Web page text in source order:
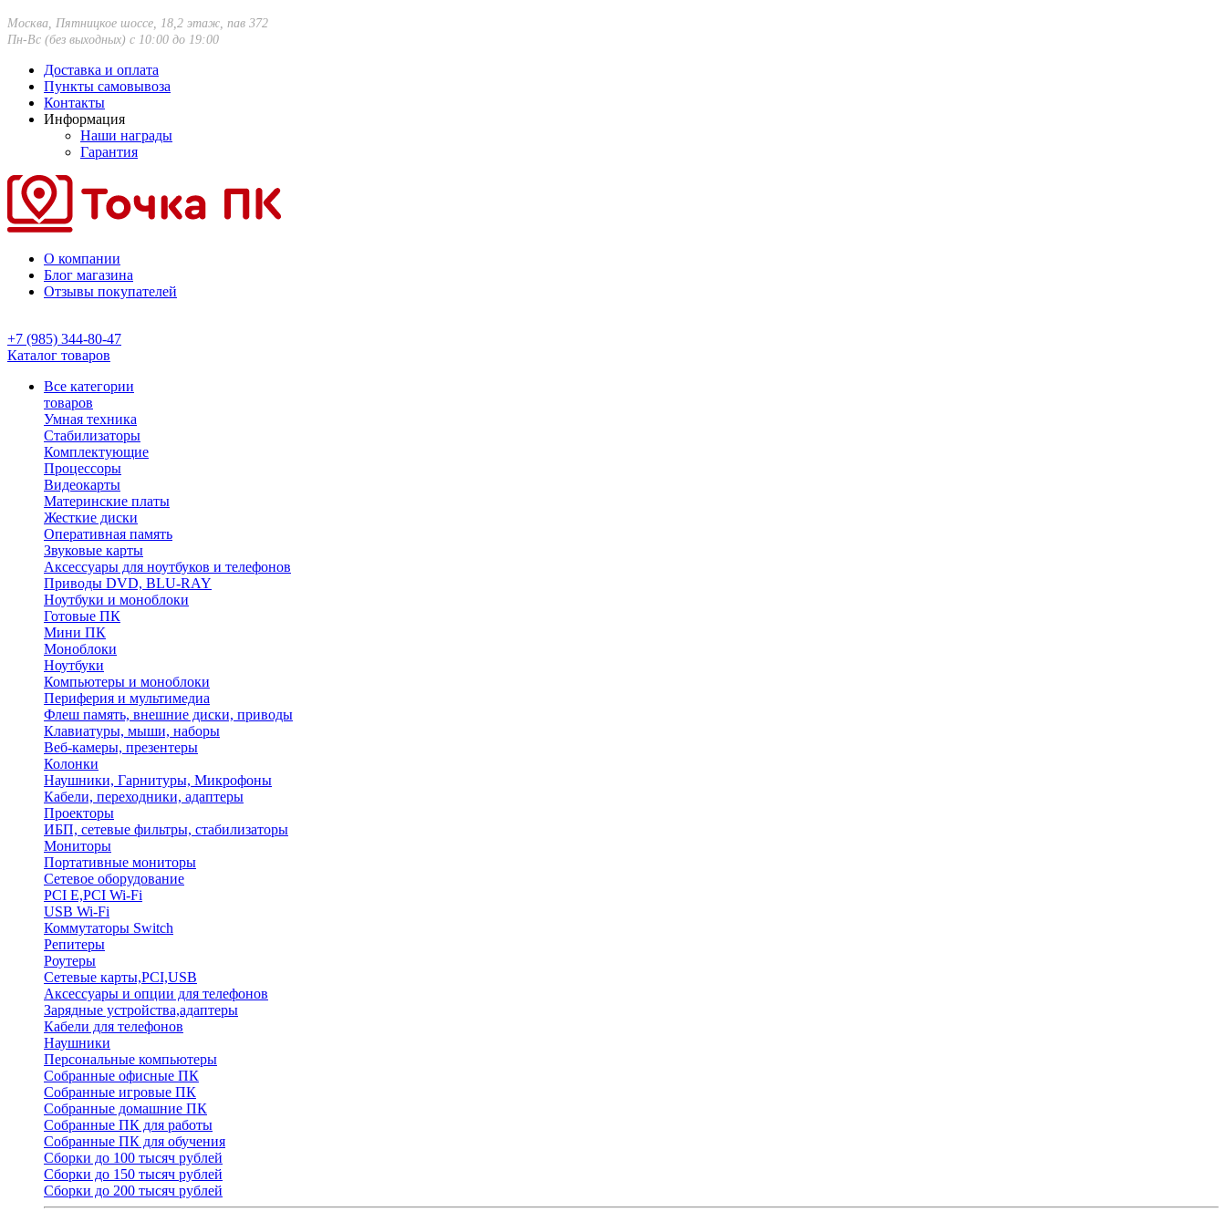
Москва, Пятницкое шоссе, 18,2 этаж, пав 372
Пн-Вс (без выходных) с 10:00 до 19:00
Доставка и оплата
Пункты самовывоза
Контакты
Информация
Наши награды
Гарантия
О компании
Блог магазина
Отзывы покупателей
+7 (985) 344-80-47
Каталог товаров
Все категории
товаров
Умная техника
Стабилизаторы
Комплектующие
Процессоры
Видеокарты
Материнские платы
Жесткие диски
Оперативная память
Звуковые карты
Аксессуары для ноутбуков и телефонов
Приводы DVD, BLU-RAY
Ноутбуки и моноблоки
Готовые ПК
Мини ПК
Моноблоки
Ноутбуки
Компьютеры и моноблоки
Периферия и мультимедиа
Флеш память, внешние диски, приводы
Клавиатуры, мыши, наборы
Веб-камеры, презентеры
Колонки
Наушники, Гарнитуры, Микрофоны
Кабели, переходники, адаптеры
Проекторы
ИБП, сетевые фильтры, стабилизаторы
Мониторы
Портативные мониторы
Сетевое оборудование
PCI E,PCI Wi-Fi
USB Wi-Fi
Коммутаторы Switch
Репитеры
Роутеры
Сетевые карты,PCI,USB
Аксессуары и опции для телефонов
Зарядные устройства,адаптеры
Кабели для телефонов
Наушники
Персональные компьютеры
Собранные офисные ПК
Собранные игровые ПК
Собранные домашние ПК
Собранные ПК для работы
Собранные ПК для обучения
Сборки до 100 тысяч рублей
Сборки до 150 тысяч рублей
Сборки до 200 тысяч рублей